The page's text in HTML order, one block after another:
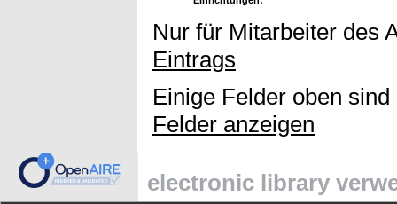
Nur für Mitarbeiter des
Eintrags
Einige Felder oben
Felder anzeigen
electronic library